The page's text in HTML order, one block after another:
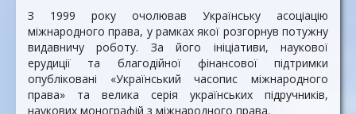
З 1999 року очолював Українську асоціацію
міжнародного права, у рамках якої розгорнув потужну
видавничу роботу. За його ініціативи, наукової
ерудиції та благодійної фінансової підтримки
опубліковані «Український часопис міжнародного
права» та велика серія українських підручників,
наукових монографій з міжнародного права.